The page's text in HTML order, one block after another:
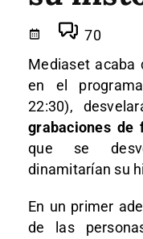
70
Mediaset acaba
en el
22:30),
grabaciones de
que se
dinamitarían su
En un primer
de las